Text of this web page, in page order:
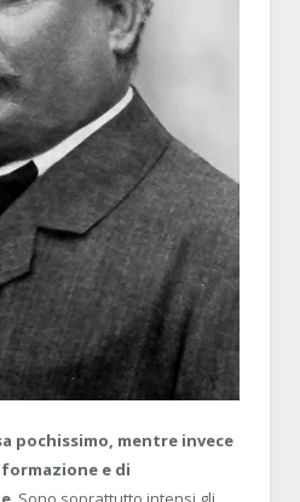
pochissimo, mentre invece
e di